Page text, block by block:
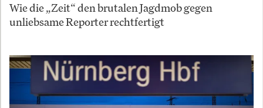
Wie die „Zeit“ den brutalen Jagdmob gegen
unliebsame Reporter rechtfertigt